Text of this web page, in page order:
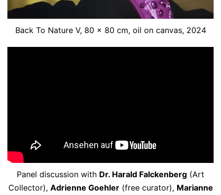
Back To Nature V, 80 x 80 cm, oil on canvas, 2024
Panel discussion with Dr. Harald Falckenberg (Art
Collector), Adrienne Goehler(free curator), Marianne